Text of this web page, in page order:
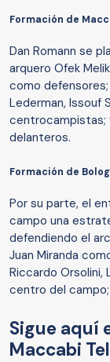
Formación de
Dan Romann se
arquero Ofek
como defensores;
Lederman, Issouf
centrocampistas;
delanteros.
Formación de
Por su parte, el
campo una
defendiendo el
Juan Miranda
Riccardo Orsolini,
centro del
Sigue aquí
Maccabi